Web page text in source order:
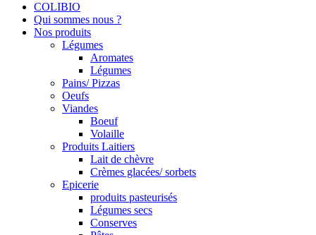
COLIBIO
Qui sommes nous ?
Nos produits
Légumes
Aromates
Légumes
Pains/ Pizzas
Oeufs
Viandes
Boeuf
Volaille
Produits Laitiers
Lait de chèvre
Crèmes glacées/ sorbets
Epicerie
produits pasteurisés
Légumes secs
Conserves